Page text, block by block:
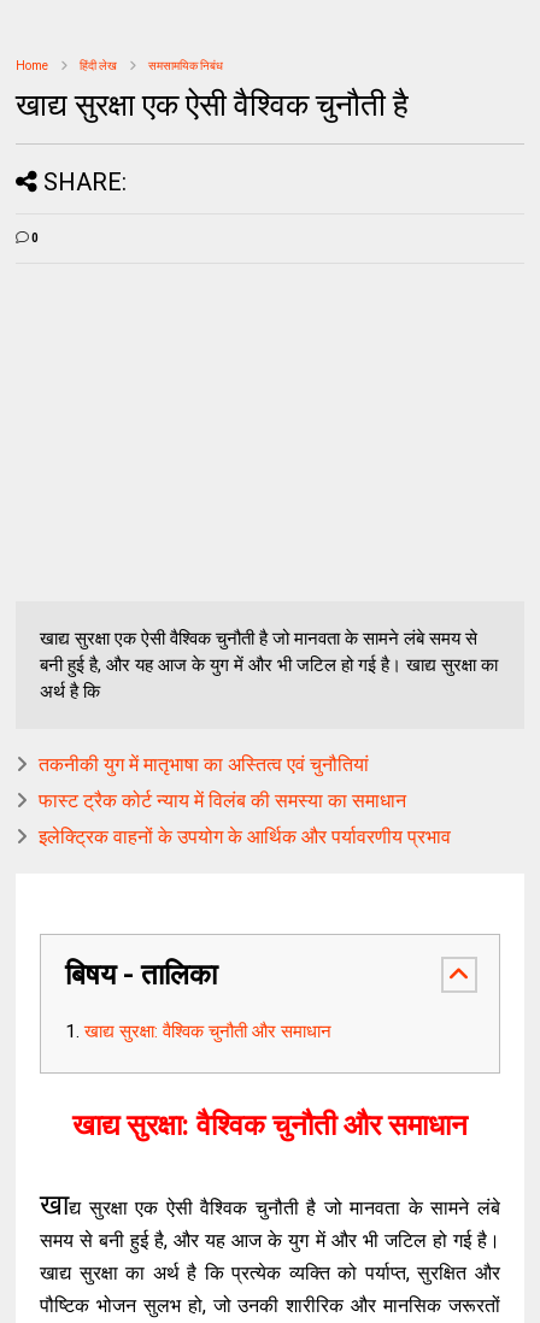
Home हिंदी लेख समसामयिक निबंध
खाद्य सुरक्षा एक ऐसी वैश्विक चुनौती है
SHARE:
0
खाद्य सुरक्षा एक ऐसी वैश्विक चुनौती है जो मानवता के सामने लंबे समय से
बनी हुई है, और यह आज के युग में और भी जटिल हो गई है। खाद्य सुरक्षा का
अर्थ है कि
तकनीकी युग में मातृभाषा का अस्तित्व एवं चुनौतियां
फास्ट ट्रैक कोर्ट न्याय में विलंब की समस्या का समाधान
इलेक्ट्रिक वाहनों के उपयोग के आर्थिक और पर्यावरणीय प्रभाव
बिषय - तालिका
खाद्य सुरक्षा: वैश्विक चुनौती और समाधान
खाद्य सुरक्षा: वैश्विक चुनौती और समाधान
खाद्य सुरक्षा एक ऐसी वैश्विक चुनौती है जो मानवता के सामने लंबे
समय से बनी हुई है, और यह आज के युग में और भी जटिल हो गई है।
खाद्य सुरक्षा का अर्थ है कि प्रत्येक व्यक्ति को पर्याप्त, सुरक्षित और
पौष्टिक भोजन सुलभ हो, जो उनकी शारीरिक और मानसिक जरूरतों